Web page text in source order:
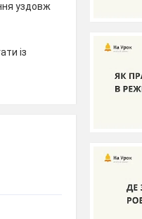
уздовж
із